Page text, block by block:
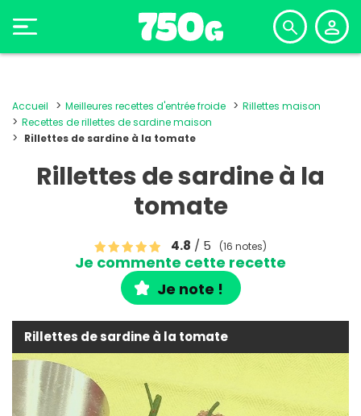
Accueil Meilleures recettes d'entrée froide
Rillettes maison
Recettes de rillettes de sardine maison
Rillettes de sardine à la tomate
Rillettes de sardine à la
tomate
4.8 / 5 (16 notes)
Je commente cette recette
Je note !
Rillettes de sardine à la tomate